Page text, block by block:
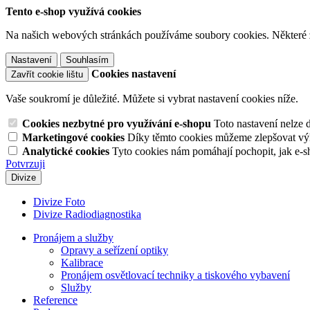
Tento e-shop využívá cookies
Na našich webových stránkách používáme soubory cookies.
Nastavení
Souhlasím
Zavřít cookie lištu
Cookies nastavení
Vaše soukromí je důležité. Můžete si vybrat nastavení cookies níže.
Cookies nezbytné pro využívání e-shopu Toto nastavení nelze
Marketingové cookies Díky těmto cookies můžeme zlepšovat
Analytické cookies Tyto cookies nám pomáhají pochopit, jak e-
Potvrzuji
Divize
Divize Foto
Divize Radiodiagnostika
Pronájem a služby
Opravy a seřízení optiky
Kalibrace
Pronájem osvětlovací techniky a tiskového vybavení
Služby
Reference